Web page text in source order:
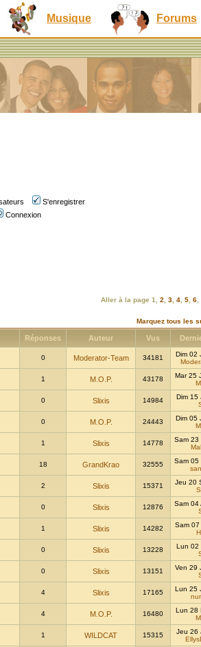
Musique Forums
S'enregistrer
Connexion
Aller à la page 1 2 3 4 5 6
Marquez tous les
Réponses Auteur Vus
0 Moderator-Team 34181
Dim 02
1 M.O.P. 43178
Mar 25
0 Slixis 14984
Dim 15
0 M.O.P. 24443
Dim 05
1 Slixis 14778
Sam 23
18 GrandKrao 32555
Sam 05
2 Slixis 15371
Jeu 20
0 Slixis 12876
Sam 04
1 Slixis 14282
Sam
0 Slixis 13228
Lun 02
0 Slixis 13151
Ven 29
4 Slixis 17165
Lun 25
4 M.O.P. 16480
Lun 28
1 WILDCAT 15315
Jeu 26